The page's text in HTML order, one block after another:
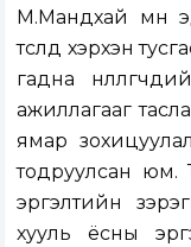
М.Мандхай мөн
төсөлд хэрхэн
гадна
ажиллагааг
ямар
тодруулсан юм.
эргэлтийн
хууль ёсны